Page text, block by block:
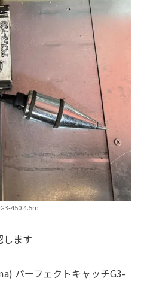
450 4.5m
します
パーフェクトキャッチG3-